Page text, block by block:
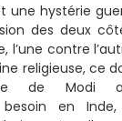
une hystérie
des deux
l’une contre
religieuse, ce
de Modi
besoin en